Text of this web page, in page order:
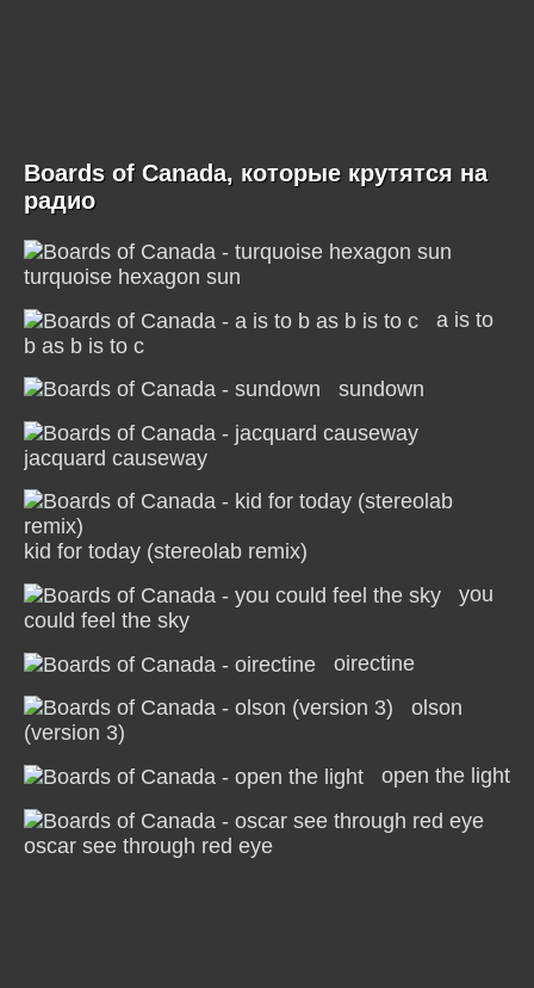
Boards of Canada, которые крутятся на
радио
turquoise hexagon sun
a is to
b as b is to c
sundown
jacquard causeway
kid for today (stereolab remix)
you
could feel the sky
oirectine
olson
(version 3)
open the light
oscar see through red eye